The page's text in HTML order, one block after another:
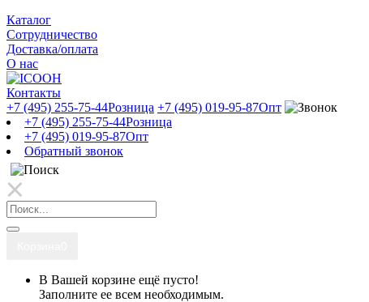
Каталог
Сотрудничество
Доставка/оплата
О нас
Контакты
+7 (495) 255-75-44Розница +7 (495) 019-95-87Опт
+7 (495) 255-75-44Розница
+7 (495) 019-95-87Опт
Обратный звонок
В Вашей корзине ещё пусто!
Заполните ее всем необходимым.